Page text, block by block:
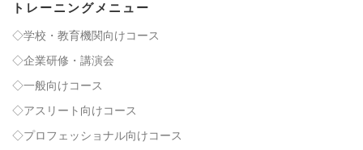
トレーニングメニュー
◇学校・教育機関向けコース
◇企業研修・講演会
◇一般向けコース
◇アスリート向けコース
◇プロフェッショナル向けコース